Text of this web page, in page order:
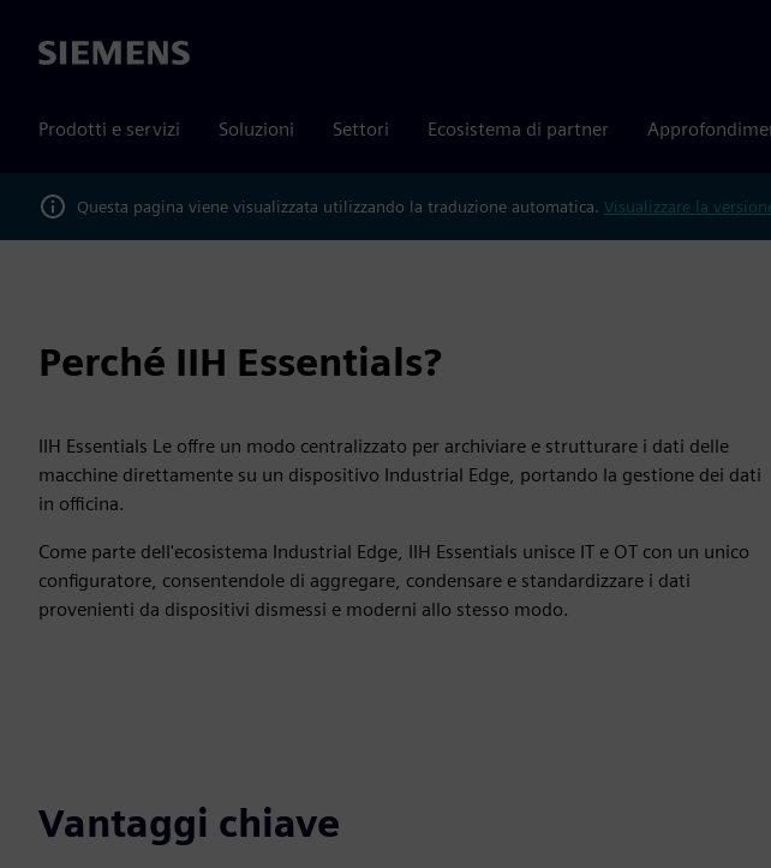
Siemens
Prodotti e servizi Soluzioni Settori Ecosistema di partner
Questa pagina viene visualizzata utilizzando la traduzione automatica. Visualizzare la
Perché IIH Essentials?
IIH Essentials Le offre un modo centralizzato per archiviare e strutturare i dati delle
macchine direttamente su un dispositivo Industrial Edge, portando la gestione dei dati
in officina.
Come parte dell'ecosistema Industrial Edge, IIH Essentials unisce IT e OT con un unico
configuratore, consentendole di aggregare, condensare e standardizzare i dati
provenienti da dispositivi dismessi e moderni allo stesso modo.
Vantaggi chiave